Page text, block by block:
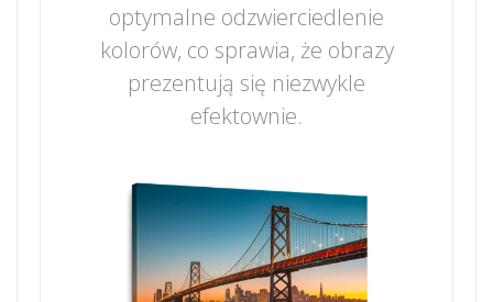
optymalne odzwierciedlenie
kolorów, co sprawia, że obrazy
prezentują się niezwykle
efektownie.